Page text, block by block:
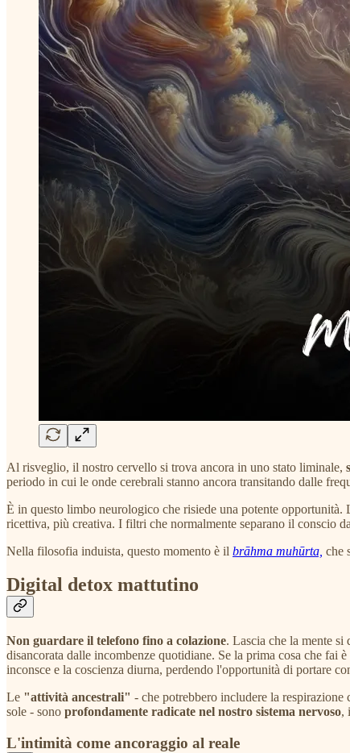
Al risveglio, il nostro cervello si trova ancora in uno stato liminale,
periodo in cui le onde cerebrali stanno ancora transitando dalle
È in questo limbo neurologico che risiede una potente
ricettiva, più creativa. I filtri che normalmente separano il conscio
Nella filosofia induista, questo momento è il brāhma muhūrta, che
Digital detox mattutino
Non guardare il telefono fino a colazione. Lascia che la mente
disancorata dalle incombenze quotidiane. Se la prima cosa che fai
inconsce e la coscienza diurna, perdendo l'opportunità di portare
Le "attività ancestrali" - che potrebbero includere la
sole - sono profondamente radicate nel nostro sistema nervoso,
L'intimità come ancoraggio al reale